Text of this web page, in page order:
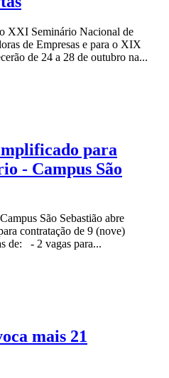
o XXI Seminário Nacional de
de Empresas e para o XIX
de 24 a 28 de outubro na...
para
- Campus São
São Sebastião abre
contratação de 9 (nove)
de: - 2 vagas para...
mais 21